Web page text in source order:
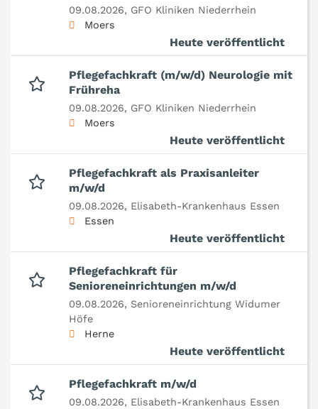
09.08.2026, GFO Kliniken Niederrhein
Moers
Heute veröffentlicht
Pflegefachkraft (m/w/d) Neurologie mit
Frühreha
09.08.2026, GFO Kliniken Niederrhein
Moers
Heute veröffentlicht
Pflegefachkraft als Praxisanleiter
m/w/d
09.08.2026, Elisabeth-Krankenhaus Essen
Essen
Heute veröffentlicht
Pflegefachkraft für
Senioreneinrichtungen m/w/d
09.08.2026, Senioreneinrichtung Widumer
Höfe
Herne
Heute veröffentlicht
Pflegefachkraft m/w/d
09.08.2026, Elisabeth-Krankenhaus Essen